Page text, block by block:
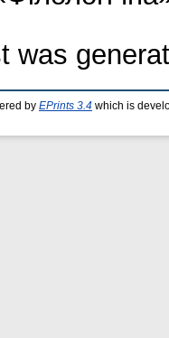
was
by EPrints 3.4 which is